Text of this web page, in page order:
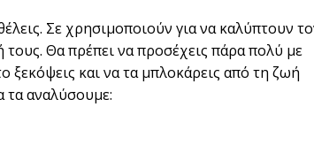
Σε χρησιμοποιούν για να καλύπτουν
Θα πρέπει να προσέχεις πάρα πολύ με
ξεκόψεις και να τα μπλοκάρεις από τη ζωή
τα αναλύσουμε: